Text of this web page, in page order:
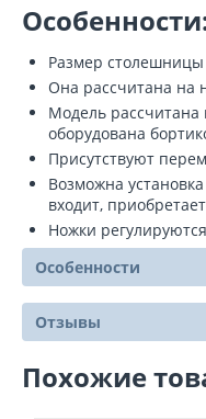
Размер
Она рассчитана на
Модель
оборудована
Присутствуют
Возможна
входит,
Ножки
Особенности
Отзывы
Похожие